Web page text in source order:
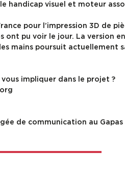
handicap visuel et moteur
pour l’impression 3D de
ont pu voir le jour. La version
mains poursuit actuellement
impliquer dans le projet ?
de communication au Gapas